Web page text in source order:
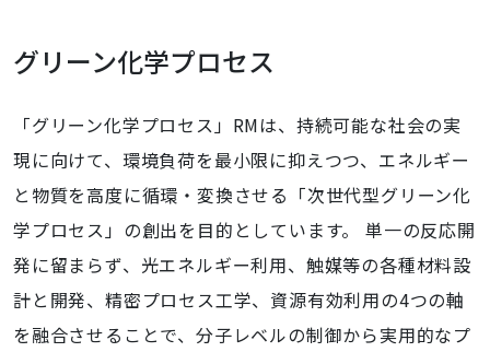
グリーン化学プロセス
「グリーン化学プロセス」RMは、持続可能な社会の実
現に向けて、環境負荷を最小限に抑えつつ、エネルギー
と物質を高度に循環・変換させる「次世代型グリーン化
学プロセス」の創出を目的としています。 単一の反応開
発に留まらず、光エネルギー利用、触媒等の各種材料設
計と開発、精密プロセス工学、資源有効利用の4つの軸
を融合させることで、分子レベルの制御から実用的なプ